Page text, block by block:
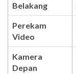
Belakang
Perekam
Video
Kamera
Depan